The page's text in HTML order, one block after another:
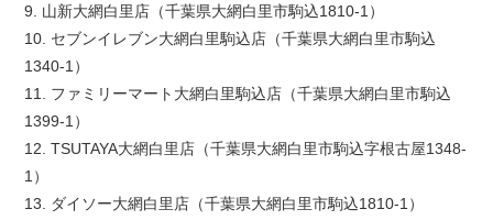
9. 山新大網白里店（千葉県大網白里市駒込1810-1）
10. セブンイレブン大網白里駒込店（千葉県大網白里市駒込
1340-1）
11. ファミリーマート大網白里駒込店（千葉県大網白里市駒込
1399-1）
12. TSUTAYA大網白里店（千葉県大網白里市駒込字根古屋1348-
1）
13. ダイソー大網白里店（千葉県大網白里市駒込1810-1）